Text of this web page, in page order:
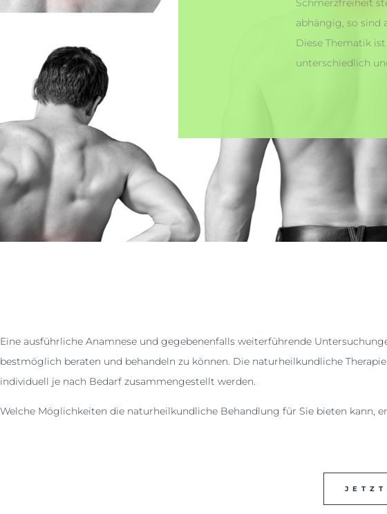
Schmerzfreiheit
abhängig, so sind
Diese Thematik
unterschiedlich
Eine ausführliche Anamnese und gegebenenfalls weiterführende
bestmöglich beraten und behandeln zu können. Die naturheilkundliche
individuell je nach Bedarf zusammengestellt werden.
Welche Möglichkeiten die naturheilkundliche Behandlung für Sie bieten kann,